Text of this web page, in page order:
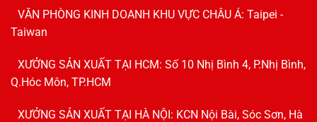
VĂN PHÒNG KINH DOANH KHU VỰC CHÂU Á: Taipei -
Taiwan
XƯỞNG SẢN XUẤT TẠI HCM: Số 10 Nhị Bình 4, P.Nhị Bình,
Q.Hóc Môn, TP.HCM
XƯỞNG SẢN XUẤT TẠI HÀ NỘI: KCN Nội Bài, Sóc Sơn, Hà